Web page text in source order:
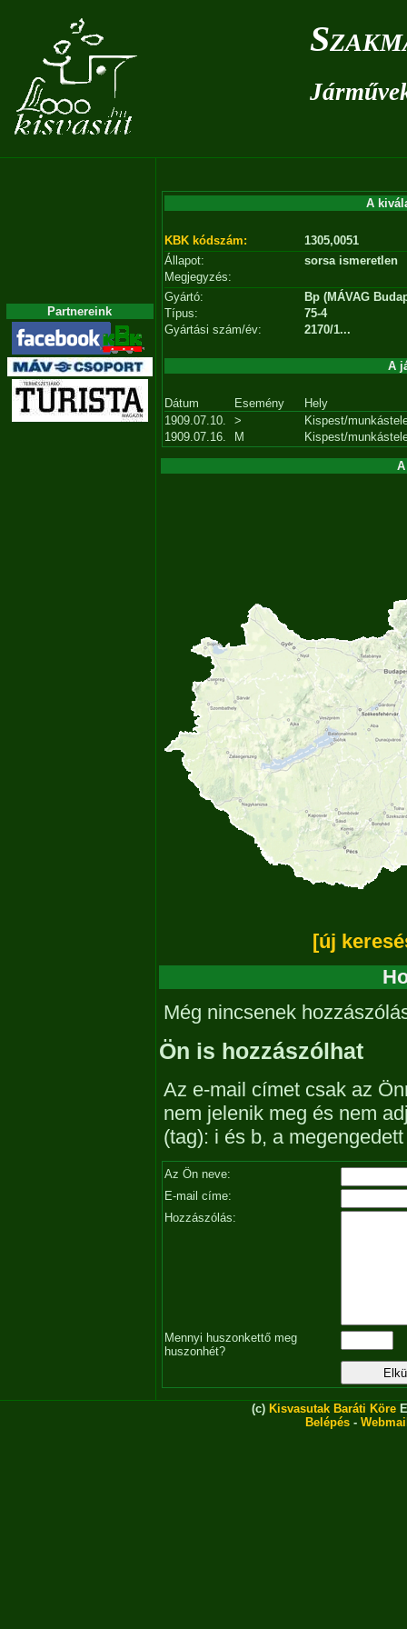
Partnereink
A
KBK kódszám:
1305,0051
Állapot:
sorsa ismeretlen
Megjegyzés:
Gyártó:
Bp (MÁVAG
Típus:
75-4
Gyártási szám/év:
2170/1...
A
Dátum Esemény
Hely
1909.07.10.
>
Kispest/
1909.07.16.
M Kispest/
[új
Még nincsenek
Ön is hozzászólhat
Az e-mail címet csak az
nem jelenik meg és nem
(tag): i és b, a
Az Ön neve:
E-mail címe:
Hozzászólás:
Mennyi huszonkettő meg
huszonhét?
(c) Kisvasutak Baráti Köre
Belépés -